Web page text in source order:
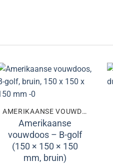
verlanglijstAMERIKAANSE VOUWDOZEN
Amerikaanse
vouwdoos – B-golf
(150 × 150 × 150
mm, bruin)